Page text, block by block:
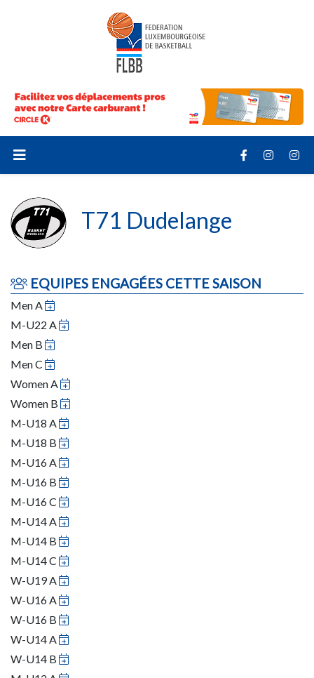
T71 Dudelange
EQUIPES ENGAGÉES CETTE SAISON
Men A
M-U22 A
Men B
Men C
Women A
Women B
M-U18 A
M-U18 B
M-U16 A
M-U16 B
M-U16 C
M-U14 A
M-U14 B
M-U14 C
W-U19 A
W-U16 A
W-U16 B
W-U14 A
W-U14 B